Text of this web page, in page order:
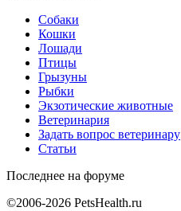
Собаки
Кошки
Лошади
Птицы
Грызуны
Рыбки
Экзотические животные
Ветеринария
Задать вопрос ветеринару
Статьи
Последнее на форуме
©2006-2026 PetsHealth.ru